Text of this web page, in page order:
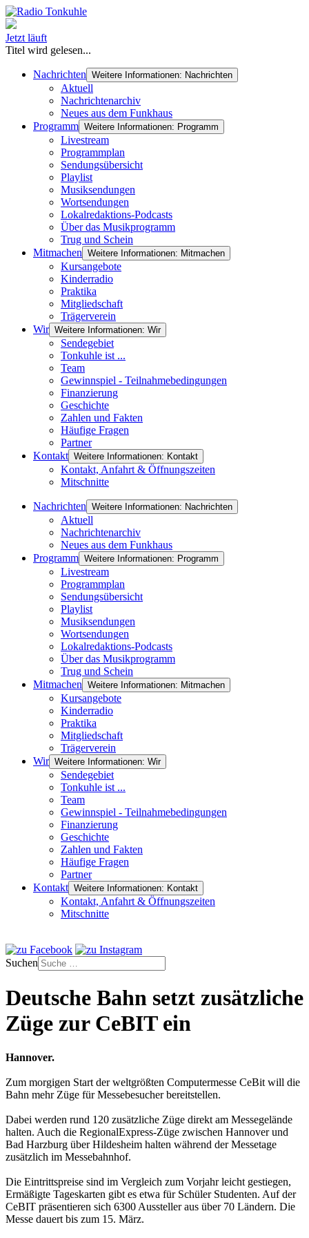
Jetzt läuft
Titel wird gelesen...
Nachrichten Weitere Informationen: Nachrichten
Aktuell
Nachrichtenarchiv
Neues aus dem Funkhaus
Programm Weitere Informationen: Programm
Livestream
Programmplan
Sendungsübersicht
Playlist
Musiksendungen
Wortsendungen
Lokalredaktions-Podcasts
Über das Musikprogramm
Trug und Schein
Mitmachen Weitere Informationen: Mitmachen
Kursangebote
Kinderradio
Praktika
Mitgliedschaft
Trägerverein
Wir Weitere Informationen: Wir
Sendegebiet
Tonkuhle ist ...
Team
Gewinnspiel - Teilnahmebedingungen
Finanzierung
Geschichte
Zahlen und Fakten
Häufige Fragen
Partner
Kontakt Weitere Informationen: Kontakt
Kontakt, Anfahrt & Öffnungszeiten
Mitschnitte
Nachrichten Weitere Informationen: Nachrichten
Aktuell
Nachrichtenarchiv
Neues aus dem Funkhaus
Programm Weitere Informationen: Programm
Livestream
Programmplan
Sendungsübersicht
Playlist
Musiksendungen
Wortsendungen
Lokalredaktions-Podcasts
Über das Musikprogramm
Trug und Schein
Mitmachen Weitere Informationen: Mitmachen
Kursangebote
Kinderradio
Praktika
Mitgliedschaft
Trägerverein
Wir Weitere Informationen: Wir
Sendegebiet
Tonkuhle ist ...
Team
Gewinnspiel - Teilnahmebedingungen
Finanzierung
Geschichte
Zahlen und Fakten
Häufige Fragen
Partner
Kontakt Weitere Informationen: Kontakt
Kontakt, Anfahrt & Öffnungszeiten
Mitschnitte
Suchen
Deutsche Bahn setzt zusätzliche
Züge zur CeBIT ein
Hannover.
Zum morgigen Start der weltgrößten Computermesse CeBit will die
Bahn mehr Züge für Messebesucher bereitstellen.
Dabei werden rund 120 zusätzliche Züge direkt am Messegelände
halten. Auch die RegionalExpress-Züge zwischen Hannover und
Bad Harzburg über Hildesheim halten während der Messetage
zusätzlich im Messebahnhof.
Die Eintrittspreise sind im Vergleich zum Vorjahr leicht gestiegen,
Ermäßigte Tageskarten gibt es etwa für Schüler Studenten. Auf der
CeBIT präsentieren sich 6300 Aussteller aus über 70 Ländern. Die
Messe dauert bis zum 15. März.